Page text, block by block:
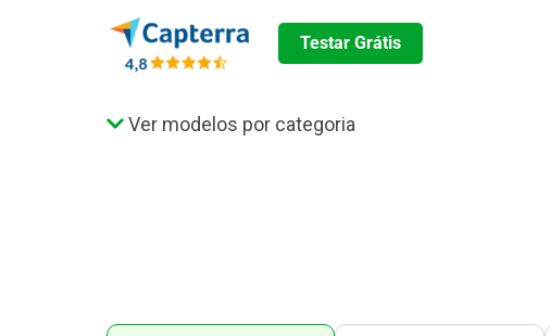
Testar Grátis
Ver modelos por categoria